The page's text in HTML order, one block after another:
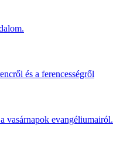
és a ferencességről
vasárnapok evangéliumairól.